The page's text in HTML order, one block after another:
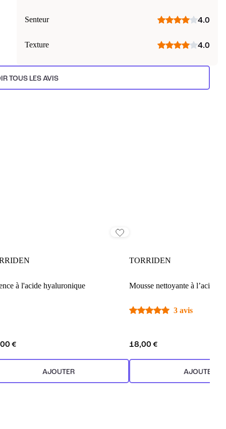
Senteur 4.0
Texture 4.0
TOUS LES AVIS
à l'acide hyaluronique
€
AJOUTER
TORRIDEN
Mousse nettoyante à l’acide
3 avis
18,00 €
AJOUTER